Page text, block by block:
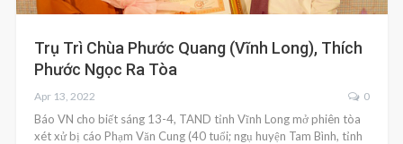
Trụ Trì Chùa Phước Quang (Vĩnh Long), Thích
Phước Ngọc Ra Tòa
Apr 13, 2022 0
Báo VN cho biết sáng 13-4, TAND tỉnh Vĩnh Long mở phiên tòa
xét xử bị cáo Phạm Văn Cung (40 tuổi; ngụ huyện Tam Bình, tỉnh